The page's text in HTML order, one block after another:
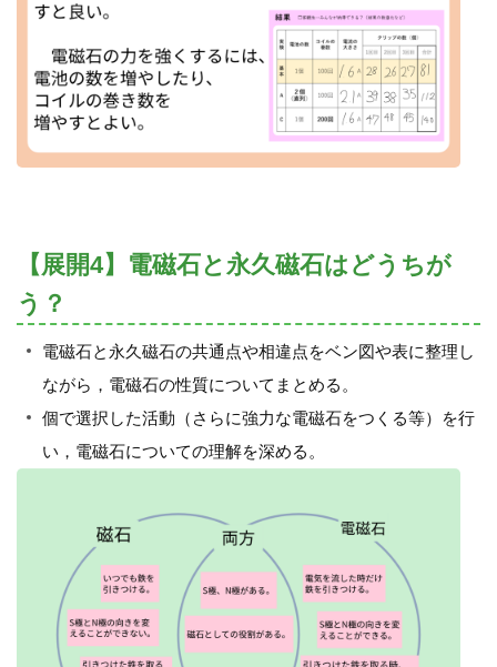
【展開4】電磁石と永久磁石はどうちが
う？
電磁石と永久磁石の共通点や相違点をベン図や表に整理し
ながら，電磁石の性質についてまとめる。
個で選択した活動（さらに強力な電磁石をつくる等）を行
い，電磁石についての理解を深める。